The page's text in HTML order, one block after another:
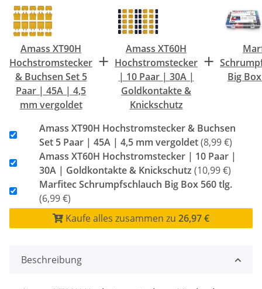
Amass XT90H
Hochstromstecker
& Buchsen Set 5
Paar | 45A | 4,5
mm vergoldet
+
Amass XT60H
Hochstromstecker
| 10 Paar | 30A |
Goldkontakte &
Knickschutz
+
Big
Amass XT90H Hochstromstecker & Buchsen
Set 5 Paar | 45A | 4,5 mm vergoldet(8,99 €)
Amass XT60H Hochstromstecker | 10 Paar |
30A | Goldkontakte & Knickschutz (10,99 €)
Marfitec Schrumpfschlauch Big Box 560 tlg.
(6,99 €)
Kaufe alles zusammen zu 26,97 €
Beschreibung